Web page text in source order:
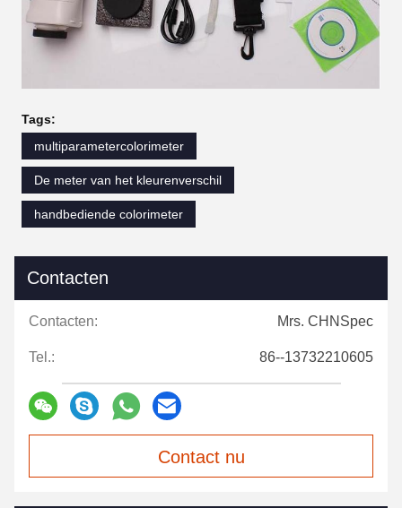
Tags:
multiparametercolorimeter
De meter van het kleurenverschil
handbediende colorimeter
Contacten
Contacten: Mrs. CHNSpec
Tel.: 86--13732210605
Contact nu